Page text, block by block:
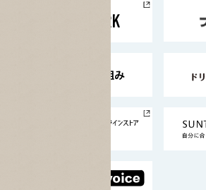
サントリーサンバーズ大阪
サントリーが考えるサステナビリ